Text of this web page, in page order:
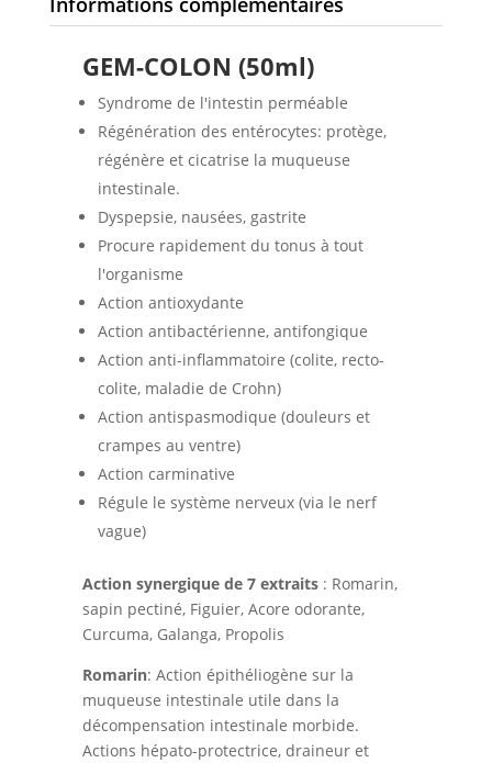
GEM-COLON (50ml)
Syndrome de l'intestin perméable
Régénération des entérocytes: protège,
régénère et cicatrise la muqueuse
intestinale.
Dyspepsie, nausées, gastrite
Procure rapidement du tonus à tout
l'organisme
Action antioxydante
Action antibactérienne, antifongique
Action anti-inflammatoire (colite, recto-
colite, maladie de Crohn)
Action antispasmodique (douleurs et
crampes au ventre)
Action carminative
Régule le système nerveux (via le nerf
vague)
Action synergique de 7 extraits: Romarin,
sapin pectiné, Figuier, Acore odorante,
Curcuma, Galanga, Propolis
Romarin: Action épithéliogène sur la
muqueuse intestinale utile dans la
décompensation intestinale morbide.
Actions hépato-protectrice, draineur et